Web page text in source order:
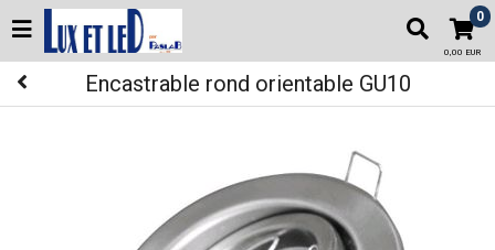
0
0,00 EUR
Encastrable rond orientable GU10